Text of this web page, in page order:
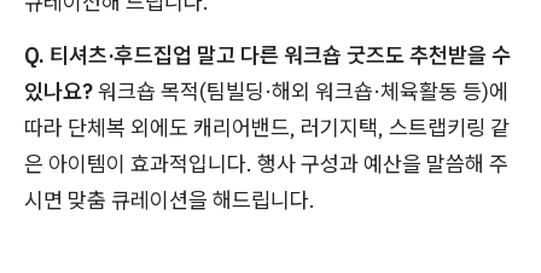
Q. 티셔츠·후드집업 말고 다른 워크숍 굿즈도 추천받을 수
있나요?워크숍 목적(팀빌딩·해외 워크숍·체육활동 등)에
따라 단체복 외에도 캐리어밴드, 러기지택, 스트랩키링 같
은 아이템이 효과적입니다. 행사 구성과 예산을 말씀해 주
시면 맞춤 큐레이션을 해드립니다.